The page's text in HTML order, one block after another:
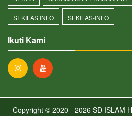
SEKILAS INFO SEKILAS-INFO
Ikuti Kami
Copyright © 2020 - 2026 SD ISLAM